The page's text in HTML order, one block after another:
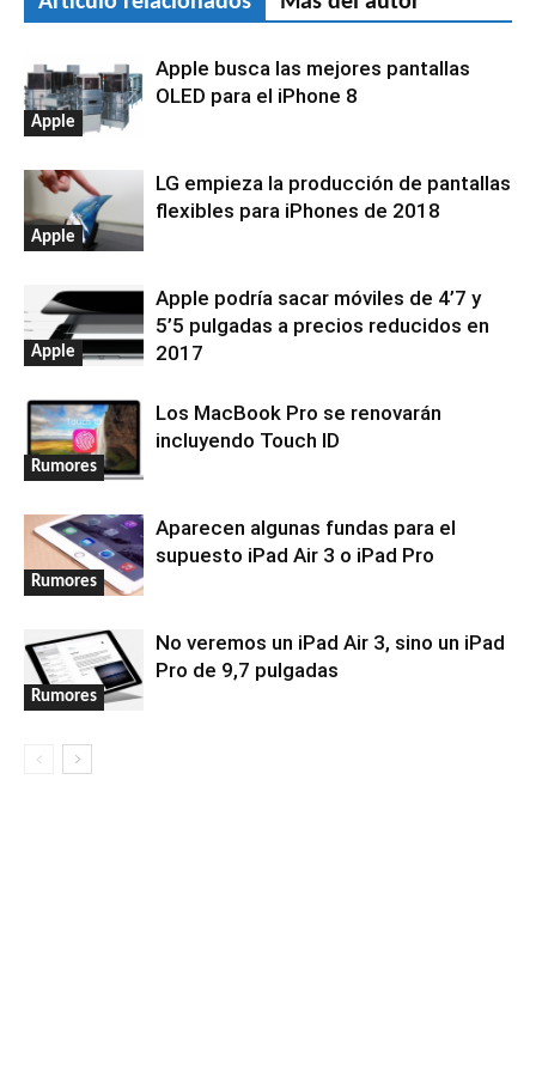
Apple
Apple busca las mejores pantallas
OLED para el iPhone 8
Apple
LG empieza la producción de pantallas
flexibles para iPhones de 2018
Apple
Apple podría sacar móviles de 4’7 y
5’5 pulgadas a precios reducidos en
2017
Rumores
Los MacBook Pro se renovarán
incluyendo Touch ID
Rumores
Aparecen algunas fundas para el
supuesto iPad Air 3 o iPad Pro
Rumores
No veremos un iPad Air 3, sino un iPad
Pro de 9,7 pulgadas